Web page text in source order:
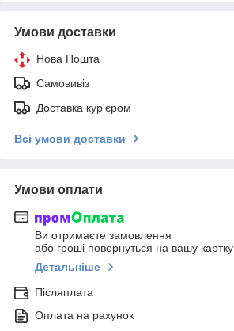
Умови доставки
Нова Пошта
Самовивіз
Доставка кур'єром
Всі умови доставки
Умови оплати
Ви отримаєте замовлення
або гроші повернуться на вашу картку
Детальніше
Післяплата
Оплата на рахунок